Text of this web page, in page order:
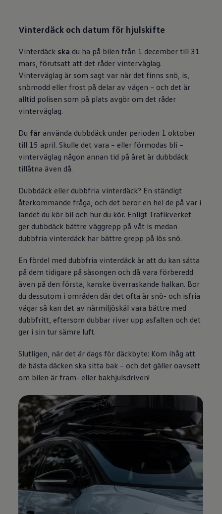
Vinterdäck och datum för hjulskifte
Vinterdäck ska du ha på bilen från 1 december till 31
mars, förutsatt att det råder vinterväglag.
Vinterväglag är som sagt var när det finns snö, is,
snömodd eller frost på delar av vägen – och det är
alltid polisen som på plats avgör om det råder
vinterväglag.
Du får använda dubbdäck under perioden 1 oktober
till 15 april. Skulle det vara – eller förmodas bli –
vinterväglag någon annan tid på året är dubbdäck
tillåtna även då.
Dubbdäck eller dubbfria vinterdäck? En ständigt
återkommande fråga, och det beror en hel de på var i
landet du kör bil och hur du kör. Enligt Trafikverket
ger dubbdäck bättre väggrepp på våt is medan
dubbfria vinterdäck har bättre grepp på lös snö.
En fördel med dubbfria vinterdäck är att du kan sätta
på dem tidigare på säsongen och då vara förberedd
även på den första, kanske överraskande halkan. Bor
du dessutom i områden där det ofta är snö- och isfria
vägar så kan det av närmiljöskäl vara bättre med
dubbfritt, eftersom dubbar river upp asfalten och det
ger i sin tur sämre luft.
Slutligen, när det är dags för däckbyte: Kom ihåg att
de bästa däcken ska sitta bak – och det gäller oavsett
om bilen är fram- eller bakhjulsdriven!